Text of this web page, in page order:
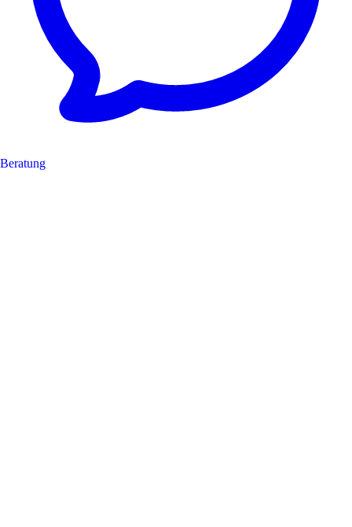
Beratung